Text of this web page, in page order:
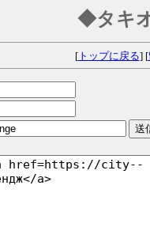
◆タキ
[トップに戻る] [